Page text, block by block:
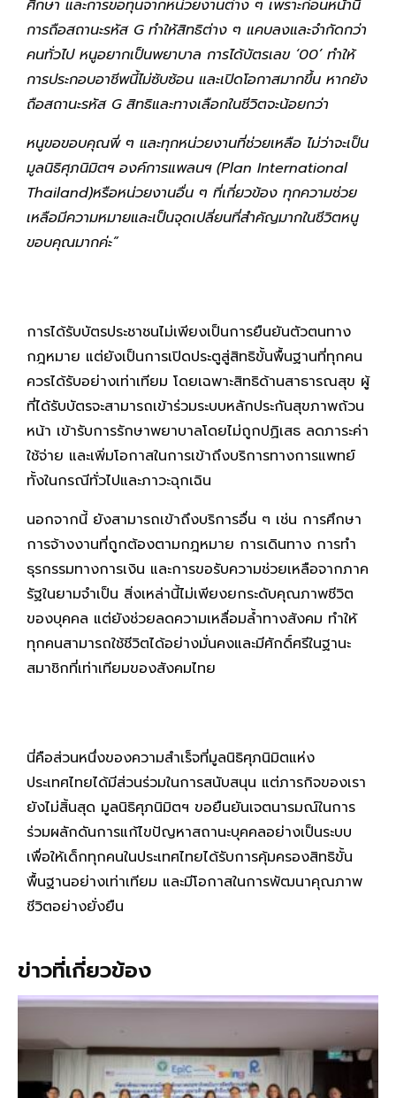
ศึกษา และการขอทุนจากหน่วยงานต่าง ๆ เพราะก่อนหน้านี้
การถือสถานะรหัส G ทำให้สิทธิต่าง ๆ แคบลงและจำกัดกว่า
คนทั่วไป หนูอยากเป็นพยาบาล การได้บัตรเลข ‘00’ ทำให้
การประกอบอาชีพนี้ไม่ซับซ้อน และเปิดโอกาสมากขึ้น หากยัง
ถือสถานะรหัส G สิทธิและทางเลือกในชีวิตจะน้อยกว่า
หนูขอขอบคุณพี่ ๆ และทุกหน่วยงานที่ช่วยเหลือ ไม่ว่าจะเป็น
มูลนิธิศุภนิมิตฯ องค์การแพลนฯ (Plan International
Thailand)หรือหน่วยงานอื่น ๆ ที่เกี่ยวข้อง ทุกความช่วย
เหลือมีความหมายและเป็นจุดเปลี่ยนที่สำคัญมากในชีวิตหนู
ขอบคุณมากค่ะ”
การได้รับบัตรประชาชนไม่เพียงเป็นการยืนยันตัวตนทาง
กฎหมาย แต่ยังเป็นการเปิดประตูสู่สิทธิขั้นพื้นฐานที่ทุกคน
ควรได้รับอย่างเท่าเทียม โดยเฉพาะสิทธิด้านสาธารณสุข ผู้
ที่ได้รับบัตรจะสามารถเข้าร่วมระบบหลักประกันสุขภาพถ้วน
หน้า เข้ารับการรักษาพยาบาลโดยไม่ถูกปฏิเสธ ลดภาระค่า
ใช้จ่าย และเพิ่มโอกาสในการเข้าถึงบริการทางการแพทย์
ทั้งในกรณีทั่วไปและภาวะฉุกเฉิน
นอกจากนี้ ยังสามารถเข้าถึงบริการอื่น ๆ เช่น การศึกษา
การจ้างงานที่ถูกต้องตามกฎหมาย การเดินทาง การทำ
ธุรกรรมทางการเงิน และการขอรับความช่วยเหลือจากภาค
รัฐในยามจำเป็น สิ่งเหล่านี้ไม่เพียงยกระดับคุณภาพชีวิต
ของบุคคล แต่ยังช่วยลดความเหลื่อมล้ำทางสังคม ทำให้
ทุกคนสามารถใช้ชีวิตได้อย่างมั่นคงและมีศักดิ์ศรีในฐานะ
สมาชิกที่เท่าเทียมของสังคมไทย
นี่คือส่วนหนึ่งของความสำเร็จที่มูลนิธิศุภนิมิตแห่ง
ประเทศไทยได้มีส่วนร่วมในการสนับสนุน แต่ภารกิจของเรา
ยังไม่สิ้นสุด มูลนิธิศุภนิมิตฯ ขอยืนยันเจตนารมณ์ในการ
ร่วมผลักดันการแก้ไขปัญหาสถานะบุคคลอย่างเป็นระบบ
เพื่อให้เด็กทุกคนในประเทศไทยได้รับการคุ้มครองสิทธิขั้น
พื้นฐานอย่างเท่าเทียม และมีโอกาสในการพัฒนาคุณภาพ
ชีวิตอย่างยั่งยืน
ข่าวที่เกี่ยวข้อง